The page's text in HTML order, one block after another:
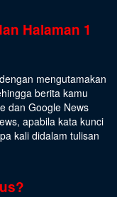
Halaman 1
mengutamakan
berita kamu
dan Google News
apabila kata kunci
kali didalam tulisan